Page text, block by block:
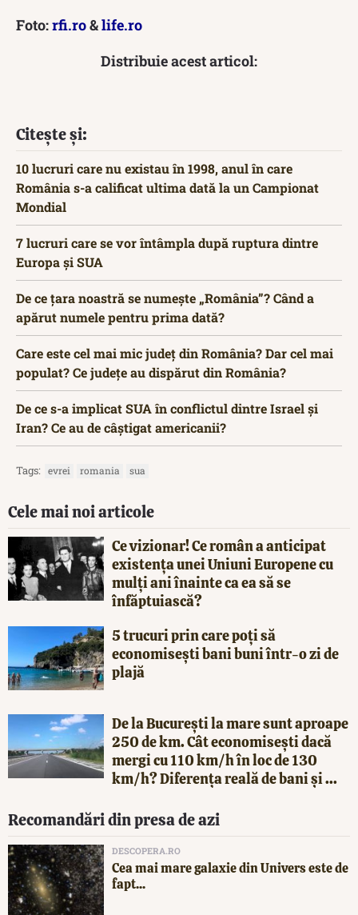
Foto:rfi.ro&life.ro
Distribuie acest articol:
Citește și:
10 lucruri care nu existau în 1998, anul în care
România s-a calificat ultima dată la un Campionat
Mondial
7 lucruri care se vor întâmpla după ruptura dintre
Europa și SUA
De ce țara noastră se numește „România”? Când a
apărut numele pentru prima dată?
Care este cel mai mic județ din România? Dar cel mai
populat? Ce județe au dispărut din România?
De ce s-a implicat SUA în conflictul dintre Israel și
Iran? Ce au de câștigat americanii?
Tags: evrei romania sua
Cele mai noi articole
Ce vizionar! Ce român a anticipat
existența unei Uniuni Europene cu
mulți ani înainte ca ea să se
înfăptuiască?
5 trucuri prin care poți să
economisești bani buni într-o zi de
plajă
De la București la mare sunt aproape
250 de km. Cât economisești dacă
mergi cu 110 km/h în loc de 130
km/h? Diferența reală de bani și ...
Recomandări din presa de azi
DESCOPERA.RO
Cea mai mare galaxie din Univers este de
fapt...